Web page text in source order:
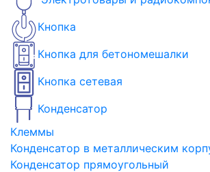
Кнопка
Кнопка для бетономешалки
Кнопка сетевая
Конденсатор
Клеммы
Конденсатор в металлическим
Конденсатор прямоугольный